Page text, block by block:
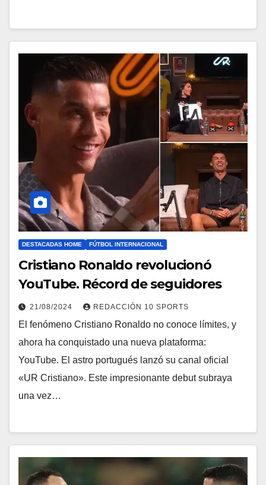
DESTACADAS HOME FÚTBOL INTERNACIONAL
Cristiano Ronaldo revolucionó
YouTube. Récord de seguidores
21/08/2024 REDACCIÓN 10 SPORTS
El fenómeno Cristiano Ronaldo no conoce límites, y
ahora ha conquistado una nueva plataforma:
YouTube. El astro portugués lanzó su canal oficial
«UR Cristiano». Este impresionante debut subraya
una vez…